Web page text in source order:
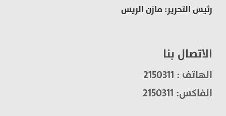
رئيس التحرير: مازن الريس
الاتصال بنا
الهاتف : 2150311
الفاكس: 2150311